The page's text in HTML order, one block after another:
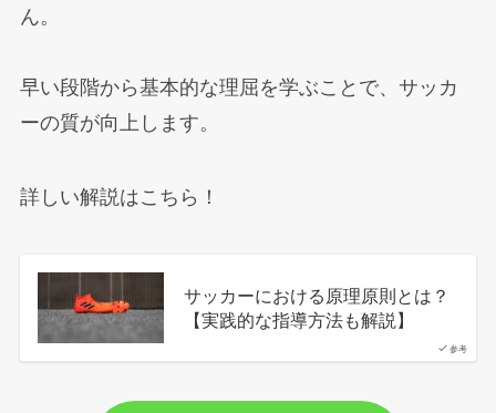
ん。
早い段階から基本的な理屈を学ぶことで、サッカ
ーの質が向上します。
詳しい解説はこちら！
参考
サッカーにおける原理原則とは？
【実践的な指導方法も解説】